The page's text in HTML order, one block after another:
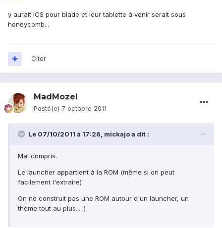
y aurait ICS pour blade et leur tablette à venir serait sous
honeycomb...
Citer
MadMozel
Posté(e) 7 octobre 2011
Le 07/10/2011 à 17:26, mickajo a dit :
Mal compris.
Le launcher appartient à la ROM (même si on peut
facilement l'extraire)
On ne construit pas une ROM autour d'un launcher, un
thème tout au plus... :)